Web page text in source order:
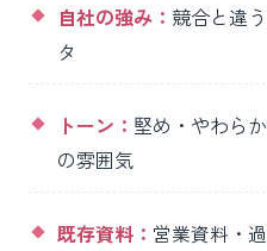
自社の強み： 競合と違
タ
トーン： 堅め・やわら
の雰囲気
既存資料： 営業資料・